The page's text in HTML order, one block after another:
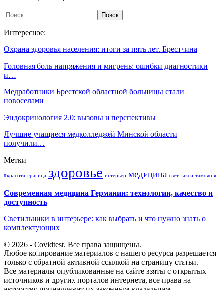
Интересное:
Охрана здоровья населения: итоги за пять лет. Брестчина
Головная боль напряжения и мигрень: ошибки диагностики
и…
Медработники Брестской областной больницы стали
новоселами
Эндокринология 2.0: вызовы и перспективы
Лучшие учащиеся медколледжей Минской области
получили…
Метки
#красота граница здоровье интерьер медицина свет такси таможня
Современная медицина Германии: технологии, качество и
доступность
Светильники в интерьере: как выбрать и что нужно знать о
комплектующих
© 2026 - Covidtest. Все права защищены.
Любое копирование материалов с нашего ресурса разрешается
только с обратной активной ссылкой на страницу статьи.
Все материалы опубликованные на сайте взяты с открытых
источников и других порталов интернета, все права на